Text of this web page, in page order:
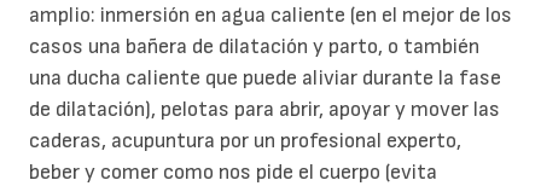
amplio: inmersión en agua caliente (en el mejor de los
casos una bañera de dilatación y parto, o también
una ducha caliente que puede aliviar durante la fase
de dilatación), pelotas para abrir, apoyar y mover las
caderas, acupuntura por un profesional experto,
beber y comer como nos pide el cuerpo (evita